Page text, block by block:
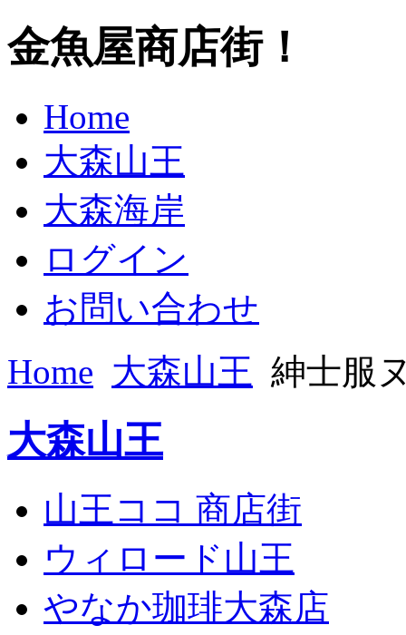
金魚屋商店街！
Home
大森山王
大森海岸
ログイン
お問い合わせ
Home 大森山王 紳士服
大森山王
山王ココ 商店街
ウィロード山王
やなか珈琲大森店